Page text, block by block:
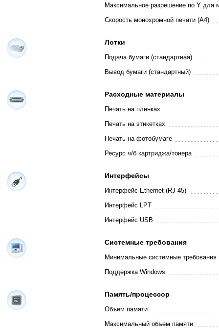
Максимальное разрешение по Y для
Скорость монохромной печати (A4)
Лотки
Подача бумаги (стандартная)
Вывод бумаги (стандартный)
Расходные материалы
Печать на пленках
Печать на этикетках
Печать на фотобумаге
Ресурс ч/б картриджа/тонера
Интерфейсы
Интерфейс Ethernet (RJ-45)
Интерфейс LPT
Интерфейс USB
Системные требования
Минимальные системные требования
Поддержка Windows
Память/процессор
Объем памяти
Максимальный объем памяти